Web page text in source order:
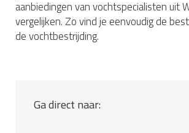
aanbiedingen van vochtspecialisten uit
vergelijken. Zo vind je eenvoudig de
de vochtbestrijding.
Ga direct naar: